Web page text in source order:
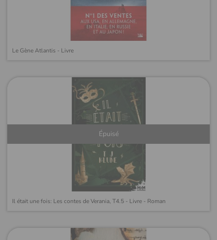
Le Gène Atlantis - Livre
Épuisé
Il était une fois: Les contes de Verania, T4.5 - Livre - Roman